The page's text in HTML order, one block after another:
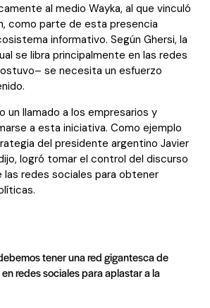
al medio Wayka, al que vinculó
como parte de esta presencia
informativo. Según Ghersi, la
se libra principalmente en las redes
se necesita un esfuerzo
un llamado a los empresarios y
a esta iniciativa. Como ejemplo
del presidente argentino Javier
logró tomar el control del discurso
redes sociales para obtener
tener una red gigantesca de
redes sociales para aplastar a la